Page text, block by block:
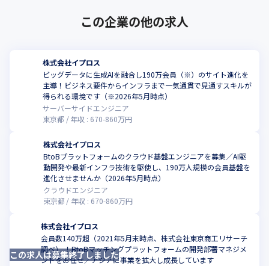
この企業の他の求人
株式会社イプロス
ビッグデータに生成AIを融合し190万会員（※）のサイト進化を
主導！ビジネス要件からインフラまで一気通貫で見通すスキルが
得られる環境です（※2026年5月時点）
サーバーサイドエンジニア
東京都
年収 : 670-860万円
株式会社イプロス
BtoBプラットフォームのクラウド基盤エンジニアを募集／AI駆
動開発や最新インフラ技術を駆使し、190万人規模の会員基盤を
進化させませんか（2026年5月時点）
クラウドエンジニア
東京都
年収 : 670-860万円
株式会社イプロス
会員数140万超（2021年5月末時点、株式会社東京商工リサーチ
調べ） ！BtoBマッチングプラットフォームの開発部署マネジメ
ントをお任せ／アジアに事業を拡大し成長しています
この求人は募集終了しました